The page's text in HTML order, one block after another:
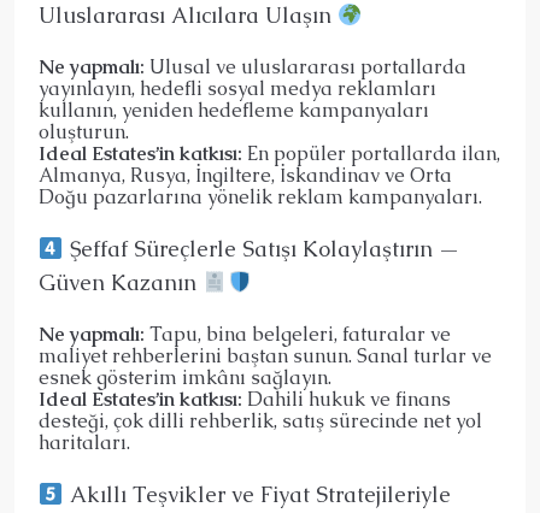
Uluslararası Alıcılara Ulaşın
Ne yapmalı: Ulusal ve uluslararası portallarda
yayınlayın, hedefli sosyal medya reklamları
kullanın, yeniden hedefleme kampanyaları
oluşturun.
Ideal Estates’in katkısı: En popüler portallarda ilan,
Almanya, Rusya, İngiltere, İskandinav ve Orta
Doğu pazarlarına yönelik reklam kampanyaları.
Şeffaf Süreçlerle Satışı Kolaylaştırın —
Güven Kazanın
Ne yapmalı: Tapu, bina belgeleri, faturalar ve
maliyet rehberlerini baştan sunun. Sanal turlar ve
esnek gösterim imkânı sağlayın.
Ideal Estates’in katkısı: Dahili hukuk ve finans
desteği, çok dilli rehberlik, satış sürecinde net yol
haritaları.
Akıllı Teşvikler ve Fiyat Stratejileriyle